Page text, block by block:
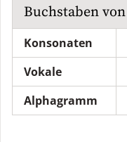
Buchstaben von
Konsonaten
Vokale
Alphagramm